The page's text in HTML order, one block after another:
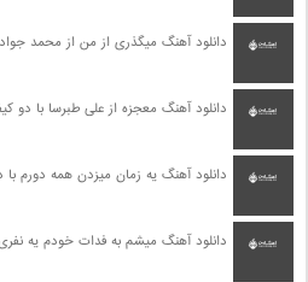
دانلود آهنگ میگذری از من از محمد
دانلود آهنگ معجزه از علی طبرسا با دو
دانلود آهنگ یه زمان میزدن همه دورم
دانلود آهنگ میشم به فدات خودم یه